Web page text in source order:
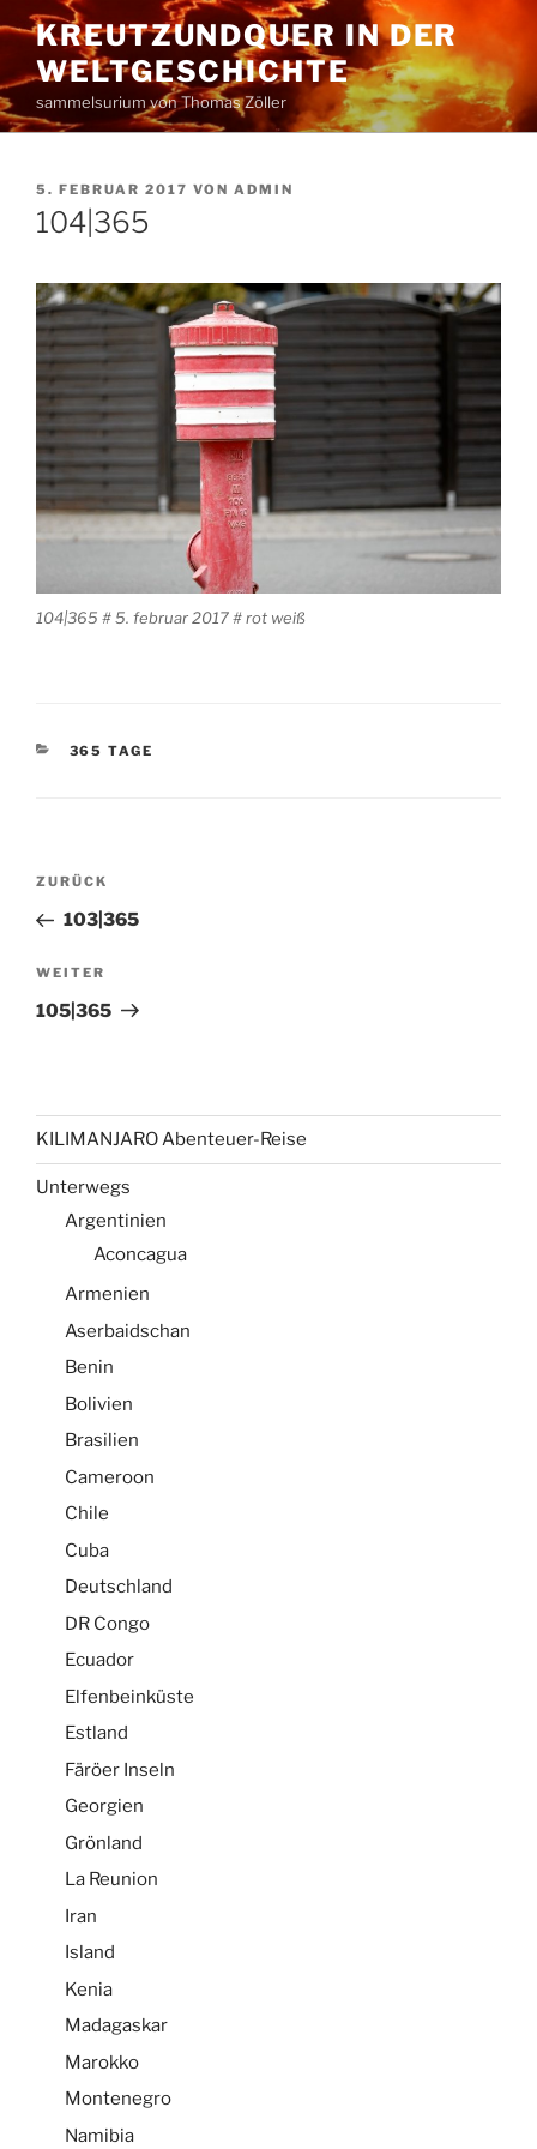
Zum
Inhalt
springen
KREUTZUNDQUER IN DER
WELTGESCHICHTE
sammelsurium von Thomas Zöller
VERÖFFENTLICHT
AM
5. FEBRUAR 2017 VON ADMIN
104|365
104|365 # 5. februar 2017 # rot weiß
KATEGORIEN
365 TAGE
Beitragsnavigation
Vorheriger
Beitrag
ZURÜCK
103|365
Nächster
Beitrag
WEITER
105|365
KILIMANJARO Abenteuer-Reise
Unterwegs
Argentinien
Aconcagua
Armenien
Aserbaidschan
Benin
Bolivien
Brasilien
Cameroon
Chile
Cuba
Deutschland
DR Congo
Ecuador
Elfenbeinküste
Estland
Färöer Inseln
Georgien
Grönland
La Reunion
Iran
Island
Kenia
Madagaskar
Marokko
Montenegro
Namibia